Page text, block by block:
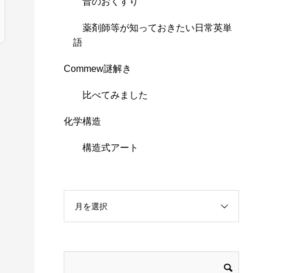
薬剤師等が知っておきたい日常英単
語
Commew謎解き
比べてみました
化学構造
構造式アート
月を選択